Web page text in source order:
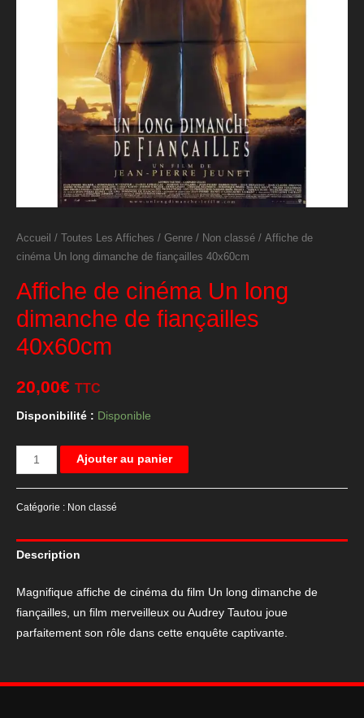
Accueil / Toutes Les Affiches / Genre / Non classé / Affiche de
cinéma Un long dimanche de fiançailles 40x60cm
Affiche de cinéma Un long
dimanche de fiançailles
40x60cm
20,00€ TTC
Disponibilité : Disponible
quantité
de
cinéma
Un
dimanche
de
fiançailles
Ajouter au panier
Catégorie : Non classé
Description
Magnifique affiche de cinéma du film Un long dimanche de
fiançailles, un film merveilleux ou Audrey Tautou joue
parfaitement son rôle dans cette enquête captivante.